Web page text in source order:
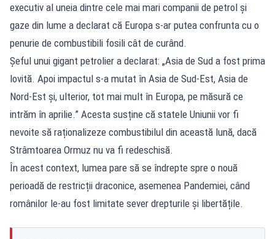
executiv al uneia dintre cele mai mari companii de petrol și
gaze din lume a declarat că Europa s-ar putea confrunta cu o
penurie de combustibili fosili cât de curând.
Șeful unui gigant petrolier a declarat: „Asia de Sud a fost prima
lovită. Apoi impactul s-a mutat în Asia de Sud-Est, Asia de
Nord-Est și, ulterior, tot mai mult în Europa, pe măsură ce
intrăm în aprilie.” Acesta susține că statele Uniunii vor fi
nevoite să raționalizeze combustibilul din această lună, dacă
Strâmtoarea Ormuz nu va fi redeschisă.
În acest context, lumea pare să se îndrepte spre o nouă
perioadă de restricții draconice, asemenea Pandemiei, când
românilor le-au fost limitate sever drepturile și libertățile.